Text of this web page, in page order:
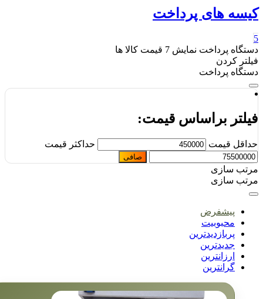
های پرداخت
پرداختنمایش 7 قیمت کالا ها
کردن
پرداخت
براساس قیمت:
قیمت حداكثر قيمت
صافی
سازی
سازی
پیشفرض
محبوبیت
پربازدیدترین
جدیدترین
ارزانترین
گرانترین